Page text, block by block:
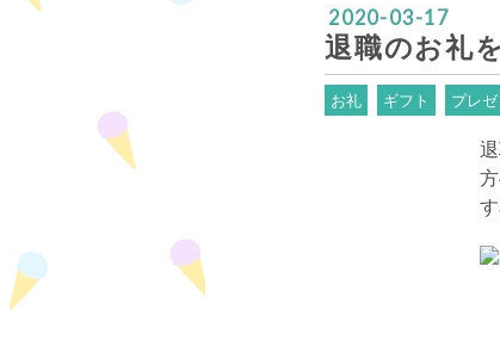
2020-03-17
退職のお礼
お礼 ギフト プレ